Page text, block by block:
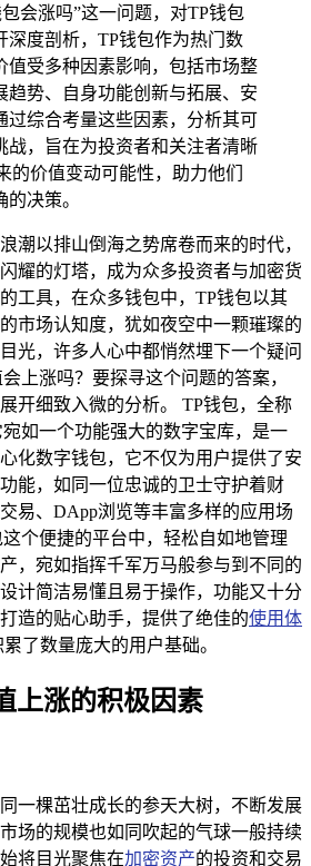
会涨吗”这一问题，对TP钱包
深度剖析，TP钱包作为热门数
值受多种因素影响，包括市场整
趋势、自身功能创新与拓展、安
过综合考量这些因素，分析其可
战，旨在为投资者和关注者清晰
的价值变动可能性，助力他们
决策。
潮以排山倒海之势席卷而来的时代，
耀的灯塔，成为众多投资者与加密货
工具，在众多钱包中，TP钱包以其
市场认知度，犹如夜空中一颗璀璨的
光，许多人心中都悄然埋下一个疑问
上涨吗？要探寻这个问题的答案，
开细致入微的分析。 TP钱包，全称
宛如一个功能强大的数字宝库，是一
化数字钱包，它不仅为用户提供了安
能，如同一位忠诚的卫士守护着财
易、DApp浏览等丰富多样的应用场
个便捷的平台中，轻松自如地管理
，宛如指挥千军万马般参与到不同的
计简洁易懂且易于操作，功能又十分
造的贴心助手，提供了绝佳的使用体
了数量庞大的用户基础。
上涨的积极因素
一棵茁壮成长的参天大树，不断发展
场的规模也如同吹起的气球一般持续
将目光聚焦在加密资产的投资和交易